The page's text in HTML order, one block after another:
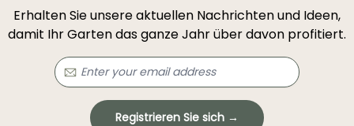
Erhalten Sie unsere aktuellen Nachrichten und Ideen,
damit Ihr Garten das ganze Jahr über davon profitiert.
Registrieren Sie sich →